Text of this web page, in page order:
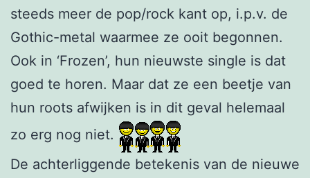
steeds meer de pop/rock kant op, i.p.v. de
Gothic-metal waarmee ze ooit begonnen.
Ook in ‘Frozen’, hun nieuwste single is dat
goed te horen. Maar dat ze een beetje van
hun roots afwijken is in dit geval helemaal
zo erg nog niet.
De achterliggende betekenis van de nieuwe